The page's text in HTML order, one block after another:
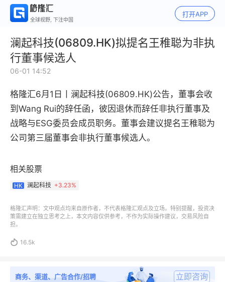
全球视野, 下注中国
打开APP
澜起科技(06809.HK)拟提名王稚聪为非执
行董事候选人
06-01 14:52
格隆汇6月1日丨 澜起科技(06809.HK)公告，董事会收
到Wang Rui的辞任函，彼因退休而辞任非执行董事及
战略与ESG委员会成员职务。董事会建议提名王稚聪为
公司第三届董事会非执行董事候选人。
相关股票
HK 澜起科技 +3.23%
格隆汇声明：文中观点均来自原作者，不代表格隆汇观点及立场。特别提醒，投资决
策需建立在独立思考之上，本文内容仅供参考，不作为实际操作建议，交易风险自
担。
 16.5k
商务、渠道、广告合作/招聘 立即咨询